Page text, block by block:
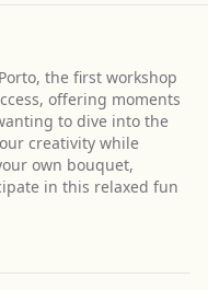
the first workshop
offering moments
to dive into the
creativity while
own bouquet,
in this relaxed fun